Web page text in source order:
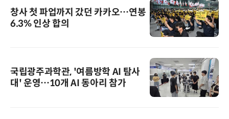
창사 첫 파업까지 갔던 카카오…연봉
6.3% 인상 합의
국립광주과학관, '여름방학 AI 탐사
대' 운영…10개 AI 동아리 참가